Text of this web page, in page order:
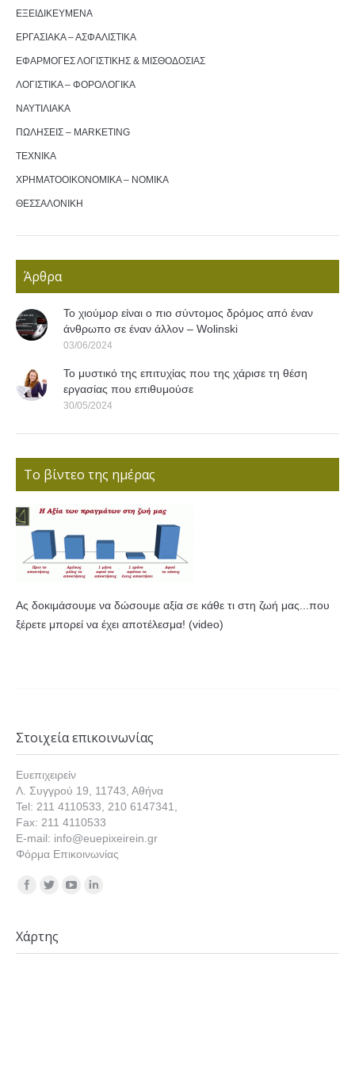
ΕΞΕΙΔΙΚΕΥΜΕΝΑ
ΕΡΓΑΣΙΑΚΑ – ΑΣΦΑΛΙΣΤΙΚΑ
ΕΦΑΡΜΟΓΕΣ ΛΟΓΙΣΤΙΚΗΣ & ΜΙΣΘΟΔΟΣΙΑΣ
ΛΟΓΙΣΤΙΚΑ – ΦΟΡΟΛΟΓΙΚΑ
ΝΑΥΤΙΛΙΑΚΑ
ΠΩΛΗΣΕΙΣ – MARKETING
ΤΕΧΝΙΚΑ
ΧΡΗΜΑΤΟΟΙΚΟΝΟΜΙΚΑ – ΝΟΜΙΚΑ
ΘΕΣΣΑΛΟΝΙΚΗ
Άρθρα
Το χιούμορ είναι ο πιο σύντομος δρόμος από έναν
άνθρωπο σε έναν άλλον – Wolinski
03/06/2024
Το μυστικό της επιτυχίας που της χάρισε τη θέση
εργασίας που επιθυμούσε
30/05/2024
Το βίντεο της ημέρας
Ας δοκιμάσουμε να δώσουμε αξία σε κάθε τι στη ζωή μας...που
ξέρετε μπορεί να έχει αποτέλεσμα! (video)
Στοιχεία επικοινωνίας
Ευεπιχειρείν
Λ. Συγγρού 19, 11743, Αθήνα
Tel: 211 4110533, 210 6147341,
Fax: 211 4110533
E-mail: info@euepixeirein.gr
Φόρμα Επικοινωνίας
Find us on:
Χάρτης